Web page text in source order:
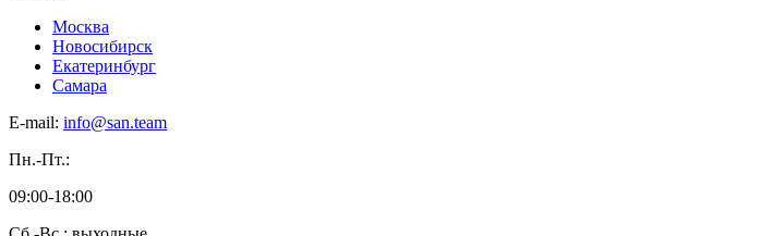
Москва
Новосибирск
Екатеринбург
Самара
E-mail: info@san.team
Пн.-Пт.:
09:00-18:00